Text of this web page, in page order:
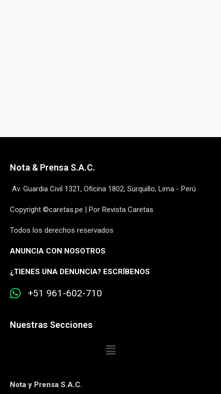
Nota & Prensa S.A.C.
Av. Guardia Civil 1321, Oficina 1802, Surquillo, Lima - Perú
Copyright ©caretas.pe | Por Revista Caretas
Todos los derechos reservados
ANUNCIA CON NOSOTROS
¿TIENES UNA DENUNCIA? ESCRÍBENOS
+51 961-602-710
Nuestras Secciones
Nota y Prensa S.A.C.